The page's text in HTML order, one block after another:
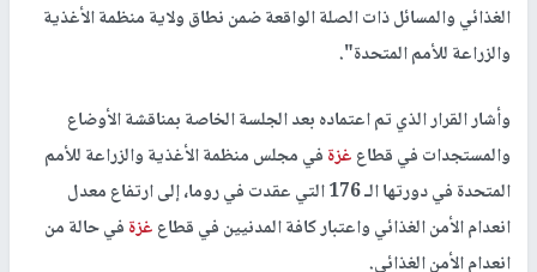
الغذائي والمسائل ذات الصلة الواقعة ضمن نطاق ولاية منظمة الأغذية
والزراعة للأمم المتحدة".
وأشار القرار الذي تم اعتماده بعد الجلسة الخاصة بمناقشة الأوضاع
والمستجدات في قطاعغزةفي مجلس منظمة الأغذية والزراعة للأمم
المتحدة في دورتها الـ 176 التي عقدت في روما، إلى ارتفاع معدل
انعدام الأمن الغذائي واعتبار كافة المدنيين في قطاعغزةفي حالة من
انعدام الأمن الغذائي.